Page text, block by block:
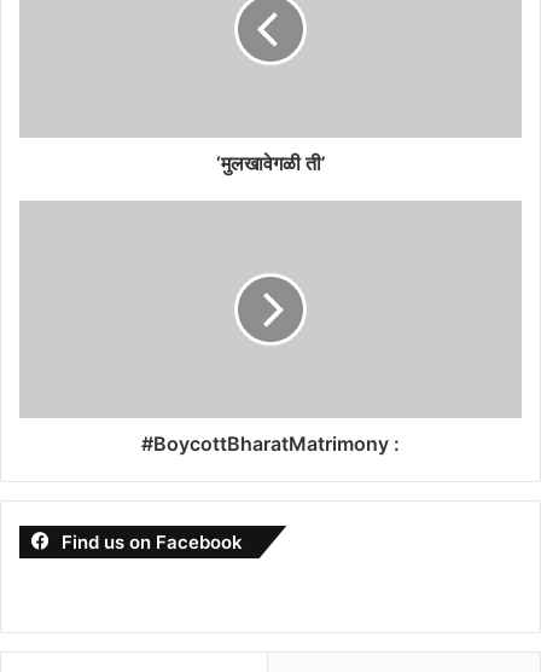
‘मुलखावेगळी ती’
#BoycottBharatMatrimony :
Find us on Facebook